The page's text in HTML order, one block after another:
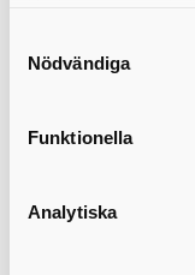
användning av
Nödvändiga
Funktionella
Analytiska